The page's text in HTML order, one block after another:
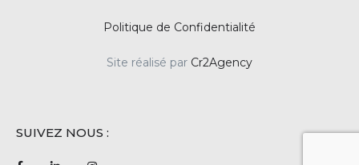
Politique de Confidentialité
Site réalisé par Cr2Agency
SUIVEZ NOUS :